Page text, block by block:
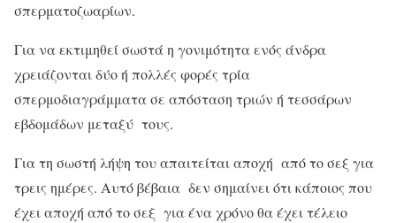
σπερματοζωαρίων.
Για να εκτιμηθεί σωστά η γονιμότητα ενός άνδρα
χρειάζονται δύο ή πολλές φορές τρία
σπερμοδιαγράμματα σε απόσταση τριών ή τεσσάρων
εβδομάδων μεταξύ τους.
Για τη σωστή λήψη του απαιτείται αποχή από το σεξ για
τρεις ημέρες. Αυτό βέβαια δεν σημαίνει ότι κάποιος που
έχει αποχή από το σεξ για ένα χρόνο θα έχει τέλειο